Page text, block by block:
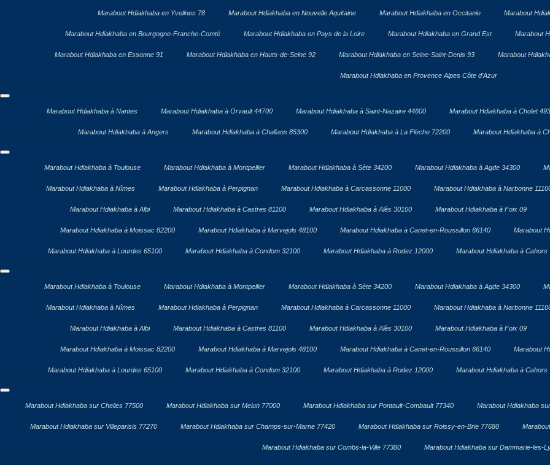
Marabout Hdiakhaba en Yvelines 78 Marabout Hdiakhaba en Nouvelle Aquitaine Marabout Hdiakhaba en Occitanie Marabout
Marabout Hdiakhaba en Bourgogne-Franche-Comté Marabout Hdiakhaba en Pays de la Loire Marabout Hdiakhaba en Grand Est Marabout
Marabout Hdiakhaba en Essonne 91 Marabout Hdiakhaba en Hauts-de-Seine 92 Marabout Hdiakhaba en Seine-Saint-Denis 93 Marabout
Marabout Hdiakhaba en Provence Alpes Côte d’Azur
Marabout Hdiakhaba à Nantes Marabout Hdiakhaba à Orvault 44700 Marabout Hdiakhaba à Saint-Nazaire 44600 Marabout Hdiakhaba à Cholet
Marabout Hdiakhaba à Angers Marabout Hdiakhaba à Challans 85300 Marabout Hdiakhaba à La Flèche 72200 Marabout Hdiakhaba à
Marabout Hdiakhaba à Toulouse Marabout Hdiakhaba à Montpellier Marabout Hdiakhaba à Sète 34200 Marabout Hdiakhaba à Agde 34300
Marabout Hdiakhaba à Nîmes Marabout Hdiakhaba à Perpignan Marabout Hdiakhaba à Carcassonne 11000 Marabout Hdiakhaba à Narbonne
Marabout Hdiakhaba à Albi Marabout Hdiakhaba à Castres 81100 Marabout Hdiakhaba à Alès 30100 Marabout Hdiakhaba à Foix 09
Marabout Hdiakhaba à Moissac 82200 Marabout Hdiakhaba à Marvejols 48100 Marabout Hdiakhaba à Canet-en-Roussillon 66140 Marabout
Marabout Hdiakhaba à Lourdes 65100 Marabout Hdiakhaba à Condom 32100 Marabout Hdiakhaba à Rodez 12000 Marabout Hdiakhaba à Cahors
Marabout Hdiakhaba à Toulouse Marabout Hdiakhaba à Montpellier Marabout Hdiakhaba à Sète 34200 Marabout Hdiakhaba à Agde 34300
Marabout Hdiakhaba à Nîmes Marabout Hdiakhaba à Perpignan Marabout Hdiakhaba à Carcassonne 11000 Marabout Hdiakhaba à Narbonne
Marabout Hdiakhaba à Albi Marabout Hdiakhaba à Castres 81100 Marabout Hdiakhaba à Alès 30100 Marabout Hdiakhaba à Foix 09
Marabout Hdiakhaba à Moissac 82200 Marabout Hdiakhaba à Marvejols 48100 Marabout Hdiakhaba à Canet-en-Roussillon 66140 Marabout
Marabout Hdiakhaba à Lourdes 65100 Marabout Hdiakhaba à Condom 32100 Marabout Hdiakhaba à Rodez 12000 Marabout Hdiakhaba à Cahors
Marabout Hdiakhaba sur Chelles 77500 Marabout Hdiakhaba sur Melun 77000 Marabout Hdiakhaba sur Pontault-Combault 77340 Marabout Hdiakhaba
Marabout Hdiakhaba sur Villeparisis 77270 Marabout Hdiakhaba sur Champs-sur-Marne 77420 Marabout Hdiakhaba sur Roissy-en-Brie 77680
Marabout Hdiakhaba sur Combs-la-Ville 77380 Marabout Hdiakhaba sur Dammarie-les-